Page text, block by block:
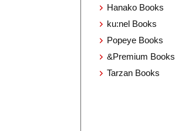
Hanako Books
ku:nel Books
Popeye Books
&Premium Books
Tarzan Books